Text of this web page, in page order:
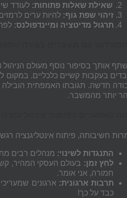
שאילת שאלות פתוחות: לעודד
זיהוי שפת גוף: להיות ערים
תרגול מדיטציה ומיינדפולנס:
אותך בסיפור נוסף מעולם
בעקבות קשיים כלכליים. במקום
חדשה. תגובתו האמפתית הובילה
יותר מהמשבר.
חשיבותה, פיתוח אינטליגנציה
התנגדות לשינוי: מנהלים רבים
לחץ זמן: בעולם העסקי המהיר,
חמורה, אני אומר.
תרבות ארגונית: ארגונים
כבד על כך!